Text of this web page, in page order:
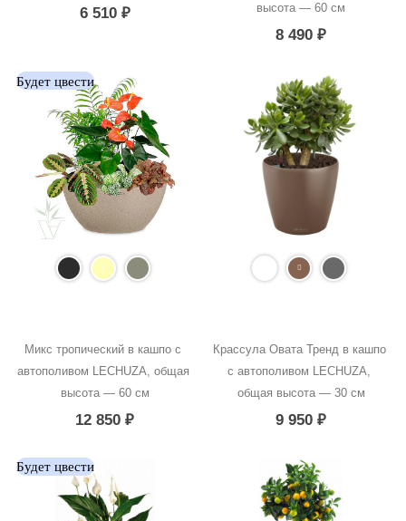
6 510 ₽
высота — 60 см
8 490₽
Будет цвести
Микс тропический в кашпо с
автополивом LECHUZA, общая
высота — 60 см
12 850₽
Крассула Овата Тренд в кашпо
с автополивом LECHUZA,
общая высота — 30 см
9 950₽
Будет цвести